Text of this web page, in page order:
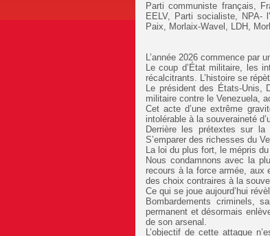
Parti communiste français,
EELV, Parti socialiste, NPA-
Paix, Morlaix-Wavel, LDH,
L’année 2026 commence par
Le coup d’État militaire, les
récalcitrants. L’histoire se
Le président des États-Unis,
militaire contre le Venezuela,
Cet acte d’une extrême
intolérable à la souveraineté
Derrière les prétextes sur la
S’emparer des richesses du
La loi du plus fort, le mépris
Nous condamnons avec la
recours à la force armée, aux
des choix contraires à la
Ce qui se joue aujourd’hui
Bombardements criminels,
permanent et désormais
de son arsenal.
L’objectif de cette attaque